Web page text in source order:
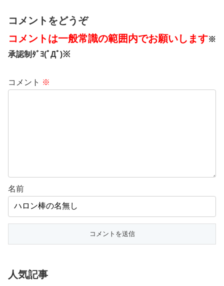
コメントをどうぞ
コメントは一般常識の範囲内でお願いします※
承認制ﾀﾞﾖ(ﾟДﾟ)※
コメント ※
名前
人気記事